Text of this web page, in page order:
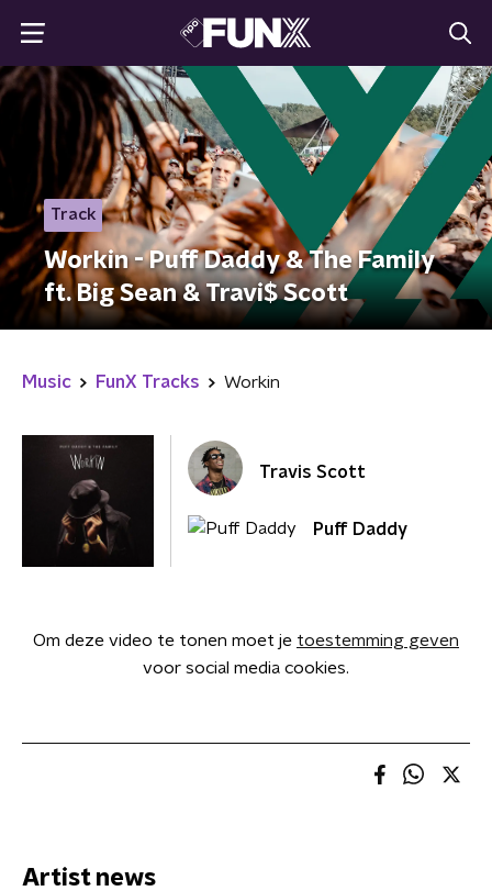
Track
Workin - Puff Daddy & The Family
ft. Big Sean & Travi$ Scott
Music FunX Tracks Workin
Travis Scott
Puff Daddy
Om deze video te tonen moet je toestemming geven
voor social media cookies.
Artist news